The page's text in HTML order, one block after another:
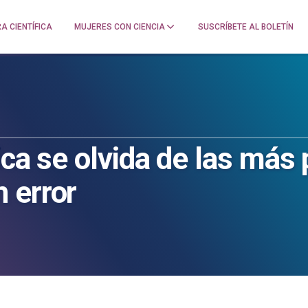
CIENTÍFICA MUJERES CON CIENCIA SUSCRÍBETE AL BOLETÍN
se olvida de las más
error